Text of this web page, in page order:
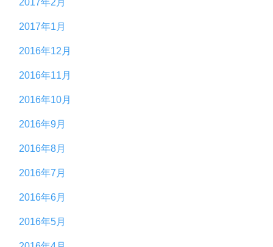
2017年1月
2016年12月
2016年11月
2016年10月
2016年9月
2016年8月
2016年7月
2016年6月
2016年5月